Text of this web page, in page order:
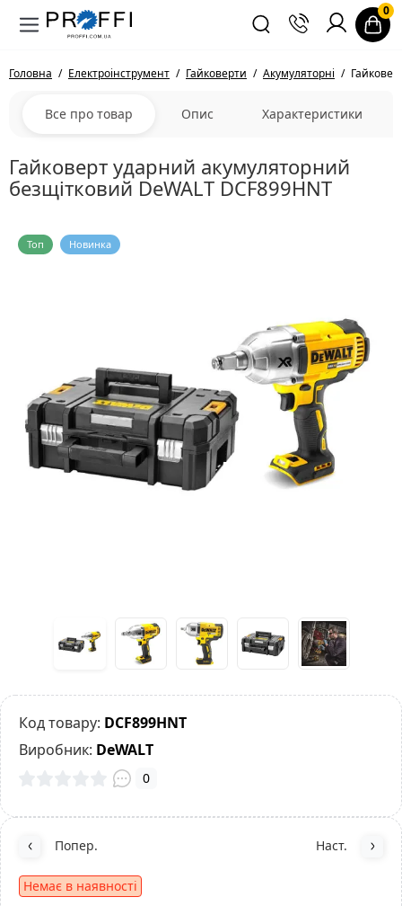
0
Головна Електроінструмент Гайковерти Акумуляторні
Все про товар Опис Характеристики
Гайковерт ударний акумуляторний
безщітковий DeWALT DCF899HNT
Топ Новинка
Код товару: DCF899HNT
Виробник: DeWALT
0
Попер. Наст.
Немає в наявності